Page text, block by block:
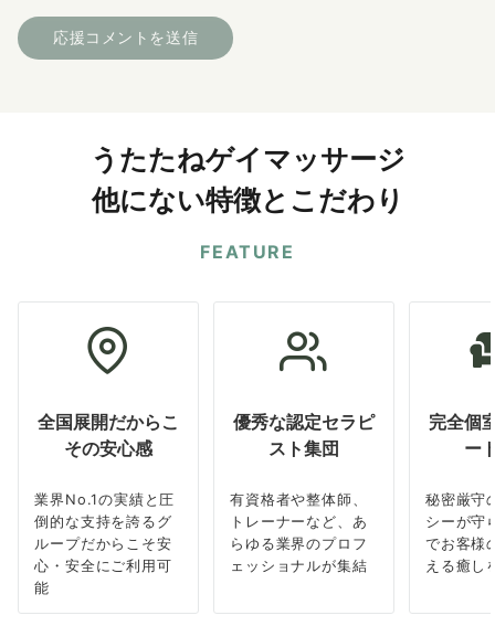
うたたねゲイマッサージ
他にない特徴とこだわり
FEATURE
全国展開だからこ
その安心感
業界No.1の実績と圧
倒的な支持を誇るグ
ループだからこそ安
心・安全にご利用可
能
優秀な認定セラピ
スト集団
有資格者や整体師、
トレーナーなど、あ
らゆる業界のプロフ
ェッショナルが集結
完全個
ー
秘密厳守
シーが守
でお客様
える癒し